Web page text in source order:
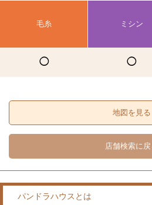
毛糸 ミシン
◯ ◯
地図を見る
店舗検索に戻
パンドラハウスとは